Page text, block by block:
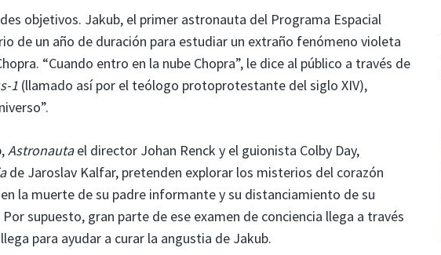
objetivos. Jakub, el primer astronauta del Programa Espacial
de un año de duración para estudiar un extraño fenómeno violeta
“Cuando entro en la nube Chopra”, le dice al público a través de
1 (llamado así por el teólogo protoprotestante del siglo XIV),
Astronautael director Johan Renck y el guionista Colby Day,
de Jaroslav Kalfar, pretenden explorar los misterios del corazón
la muerte de su padre informante y su distanciamiento de su
supuesto, gran parte de ese examen de conciencia llega a través
para ayudar a curar la angustia de Jakub.